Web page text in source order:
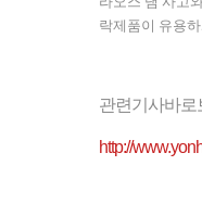
락제품이 유용
관련기사바로
http://